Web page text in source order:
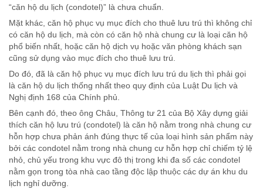
“căn hộ du lịch (condotel)” là chưa chuẩn.
Mặt khác, căn hộ phục vụ mục đích cho thuê lưu trú thì không chỉ
có căn hộ du lịch, mà còn có căn hộ nhà chung cư là loại căn hộ
phổ biến nhất, hoặc căn hộ dịch vụ hoặc văn phòng khách sạn
cũng sử dụng vào mục đích cho thuê lưu trú.
Do đó, đã là căn hộ phục vụ mục đích lưu trú du lịch thì phải gọi
là căn hộ du lịch thống nhất theo quy định của Luật Du lịch và
Nghị định 168 của Chính phủ.
Bên cạnh đó, theo ông Châu, Thông tư 21 của Bộ Xây dựng giải
thích căn hộ lưu trú (condotel) là căn hộ nằm trong nhà chung cư
hỗn hợp chưa phản ánh đúng thực tế của loại hình sản phẩm này
bởi các condotel nằm trong nhà chung cư hỗn hợp chỉ chiếm tỷ lệ
nhỏ, chủ yếu trong khu vực đô thị trong khi đa số các condotel
nằm gọn trong tòa nhà cao tầng độc lập thuộc các dự án khu du
lịch nghỉ dưỡng.